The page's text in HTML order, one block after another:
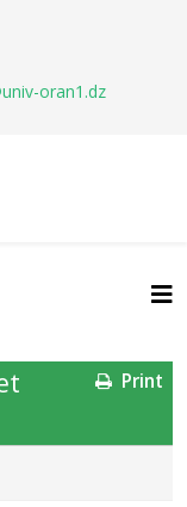
oran1.dz
Print